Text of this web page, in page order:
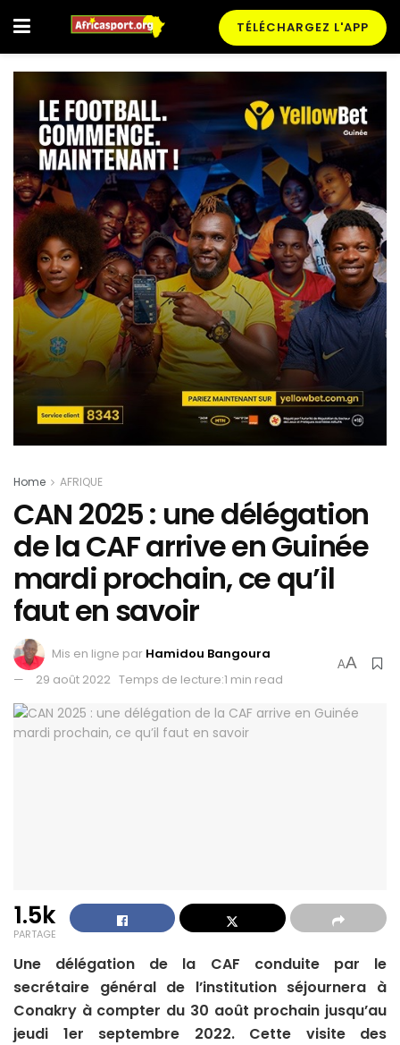
TÉLÉCHARGEZ L'APP
Home AFRIQUE
CAN 2025 : une délégation
de la CAF arrive en Guinée
mardi prochain, ce qu’il
faut en savoir
Mis en ligne par Hamidou Bangoura
29 août 2022 Temps de lecture:1 min read
AA
1.5k
PARTAGE
Une délégation de la CAF conduite par le
secrétaire général de l’institution séjournera à
Conakry à compter du 30 août prochain jusqu’au
jeudi 1er septembre 2022. Cette visite des